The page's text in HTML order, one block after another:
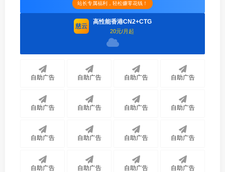
站长专属福利，轻松赚零花钱！
慈云
高性能香港CN2+CTG
20元/月起
自助广告 自助广告 自助广告 自助广告
自助广告 自助广告 自助广告 自助广告
自助广告 自助广告 自助广告 自助广告
自助广告 自助广告 自助广告 自助广告